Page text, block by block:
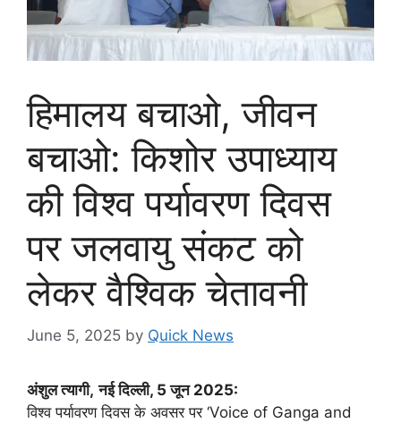
हिमालय बचाओ, जीवन
बचाओ: किशोर उपाध्याय
की विश्व पर्यावरण दिवस
पर जलवायु संकट को
लेकर वैश्विक चेतावनी
June 5, 2025 by Quick News
अंशुल त्यागी, नई दिल्ली, 5 जून 2025:
विश्व पर्यावरण दिवस के अवसर पर ‘Voice of Ganga and